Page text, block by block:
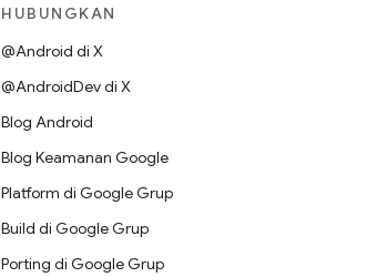
HUBUNGKAN
@Android di X
@AndroidDev di X
Blog Android
Blog Keamanan Google
Platform di Google Grup
Build di Google Grup
Porting di Google Grup